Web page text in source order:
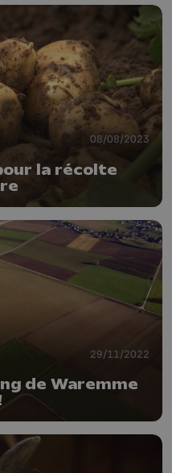
08/08/2023
la récolte
29/11/2022
de Waremme